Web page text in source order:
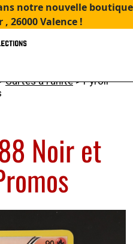
notre nouvelle boutique
26000 Valence !
Cartes à l'unité> Pyroli
Noir et